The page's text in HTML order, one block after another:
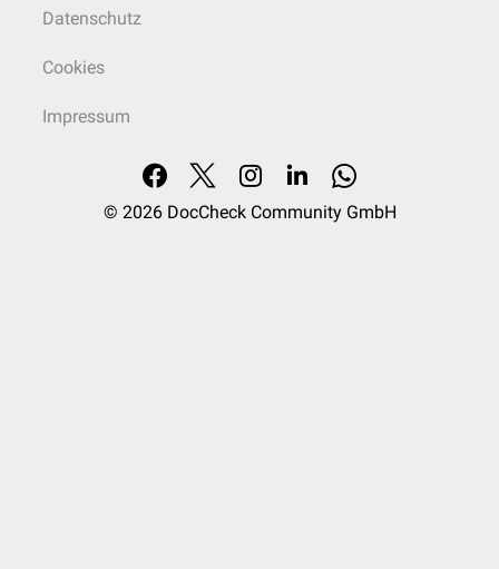
Datenschutz
Cookies
Impressum
© 2026 DocCheck Community GmbH